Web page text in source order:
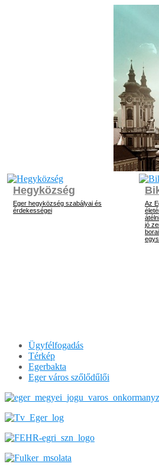
Hegyközség
Eger hegyközség szabályai és
érdekességei
Az
jó
Ügyfélfogadás
Térkép
Egerbakta
Eger város szőlődűlői